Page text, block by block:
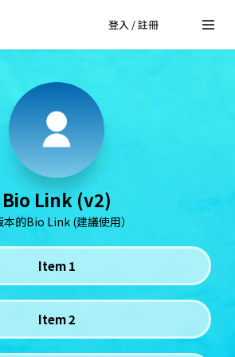
登入 / 註冊
Bio Link (v2)
本的Bio Link (建議使用）
Item 1
Item 2